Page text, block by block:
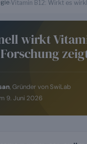
wirkt
, Gründer von SwiLab
9. Juni 2026